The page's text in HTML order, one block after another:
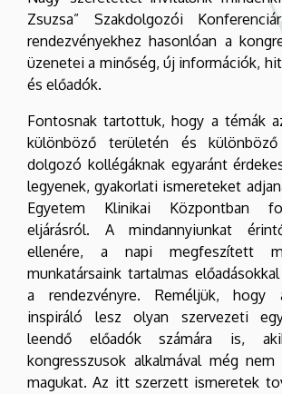
Zsuzsa” Szakdolgozói
rendezvényekhez hasonlóan a
üzenetei a minőség, új információk,
és előadók.
Fontosnak tartottuk, hogy a témák
különböző területén és különböző
dolgozó kollégáknak egyaránt
legyenek, gyakorlati ismereteket
Egyetem Klinikai Központban
eljárásról. A mindannyiunkat
ellenére, a napi megfeszített
munkatársaink tartalmas
a rendezvényre. Reméljük, hogy
inspiráló lesz olyan szervezeti
leendő előadók számára is,
kongresszusok alkalmával még
magukat. Az itt szerzett ismeretek